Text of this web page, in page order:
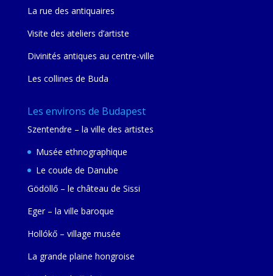
La rue des antiquaires
Visite des ateliers d’artiste
Divinités antiques au centre-ville
Les collines de Buda
Les environs de Budapest
Szentendre – la ville des artistes
Musée ethnographique
Le coude de Danube
Gödöllő – le château de Sissi
Eger – la ville baroque
Hollókő – village musée
La grande plaine hongroise